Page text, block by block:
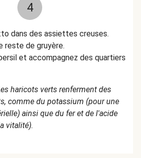
4
dans des assiettes creuses.
reste de gruyère.
et accompagnez des quartiers
haricots verts renferment des
comme du potassium (pour une
ainsi que du fer et de l'acide
vitalité).